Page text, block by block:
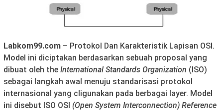
Labkom99.com – Protokol Dan Karakteristik Lapisan OSI.
Model ini diciptakan berdasarkan sebuah proposal yang
dibuat oleh the International Standards Organization (ISO)
sebagai langkah awal menuju standarisasi protokol
internasional yang cligunakan pada berbagai layer. Model
ini disebut ISO OSI (Open System Interconnection) Reference